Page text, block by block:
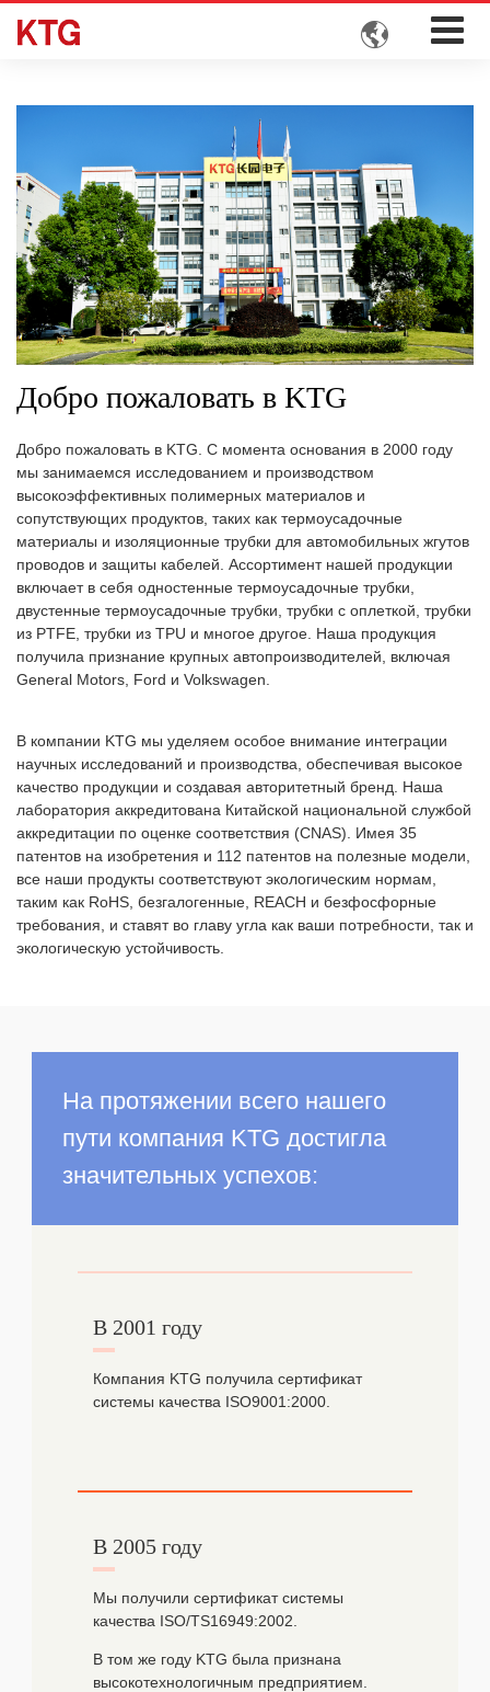

Добро пожаловать в KTG
Добро пожаловать в KTG. С момента основания в 2000 году
мы занимаемся исследованием и производством
высокоэффективных полимерных материалов и
сопутствующих продуктов, таких как термоусадочные
материалы и изоляционные трубки для автомобильных жгутов
проводов и защиты кабелей. Ассортимент нашей продукции
включает в себя одностенные термоусадочные трубки,
двустенные термоусадочные трубки, трубки с оплеткой, трубки
из PTFE, трубки из TPU и многое другое. Наша продукция
получила признание крупных автопроизводителей, включая
General Motors, Ford и Volkswagen.
В компании KTG мы уделяем особое внимание интеграции
научных исследований и производства, обеспечивая высокое
качество продукции и создавая авторитетный бренд. Наша
лаборатория аккредитована Китайской национальной службой
аккредитации по оценке соответствия (CNAS). Имея 35
патентов на изобретения и 112 патентов на полезные модели,
все наши продукты соответствуют экологическим нормам,
таким как RoHS, безгалогенные, REACH и безфосфорные
требования, и ставят во главу угла как ваши потребности, так и
экологическую устойчивость.
На протяжении всего нашего
пути компания KTG достигла
значительных успехов:
В 2001 году
Компания KTG получила сертификат
системы качества ISO9001:2000.
В 2005 году
Мы получили сертификат системы
качества ISO/TS16949:2002.
В том же году KTG была признана
высокотехнологичным предприятием.